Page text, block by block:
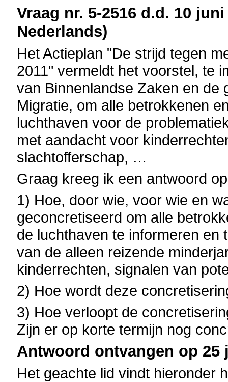
Vraag nr. 5-2516 d.d. 10
Nederlands)
Het Actieplan "De strijd tegen
2011" vermeldt het voorstel, te
van Binnenlandse Zaken en de
Migratie, om alle betrokkenen
luchthaven voor de
met aandacht voor
slachtofferschap, …
Graag kreeg ik een antwoord
1) Hoe, door wie, voor wie en
geconcretiseerd om alle
de luchthaven te informeren en
van de alleen reizende
kinderrechten, signalen van
2) Hoe wordt deze
3) Hoe verloopt de
Zijn er op korte termijn nog
Antwoord ontvangen op 25
Het geachte lid vindt hieronder